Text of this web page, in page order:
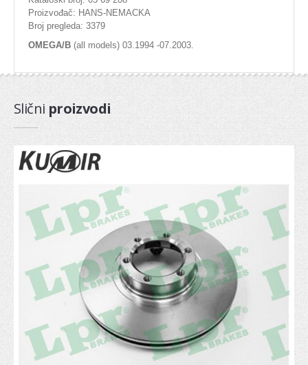
Dihtung kartera
Dihtung komplet
Dihtung poklopca
Dihtung dekle lanca
PRIPREMA GORIVA
Pumpa za gorivo
Potenciometar
Protokomer
Elektromagnetni ventil
SENZOR
Senzor bregaste
Senzor radilice
Senzor detonacije
Proizvođač: HANS-NEMACKA
Broj pregleda: 3379
OMEGA/B (all models) 03.1994 -07.2003.
Slični proizvodi